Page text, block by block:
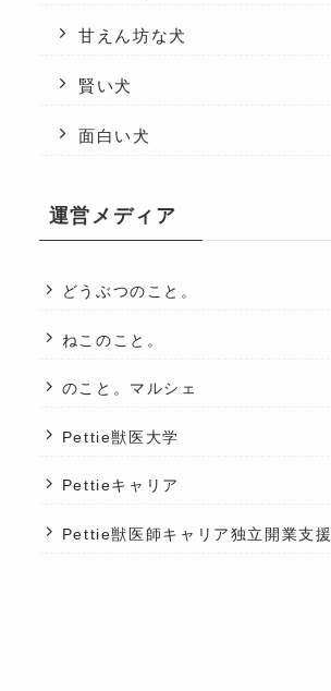
甘えん坊な犬
賢い犬
面白い犬
運営メディア
どうぶつのこと。
ねこのこと。
のこと。マルシェ
Pettie獣医大学
Pettieキャリア
Pettie獣医師キャリア独立開業支援